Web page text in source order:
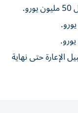
الإعارة حتى نهاية